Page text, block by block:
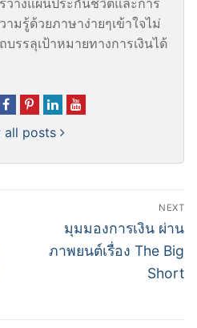
มรู้ด้วยภาษาง่ายๆเข้าใจไม่
รรลุเป้าหมายทางการเงินได้
all posts
NEXT
Next
post:
มุมมองการเงิน ผ่าน
ภาพยนต์เรื่อง The Big
Short